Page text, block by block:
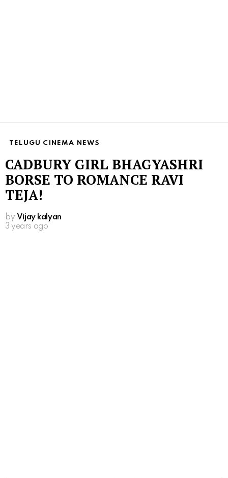
TELUGU CINEMA NEWS
CADBURY GIRL BHAGYASHRI
BORSE TO ROMANCE RAVI
TEJA!
by Vijay kalyan
3 years ago